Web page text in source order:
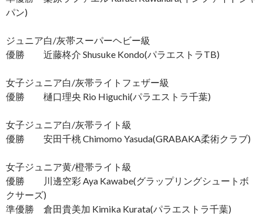
パン)
ジュニア白/灰帯スーパーヘビー級
優勝 近藤柊介 Shusuke Kondo(パラエストラTB)
女子ジュニア白/灰帯ライトフェザー級
優勝 樋口理央 Rio Higuchi(パラエストラ千葉)
女子ジュニア白/灰帯ライト級
優勝 安田千桃 Chimomo Yasuda(GRABAKA柔術クラブ)
女子ジュニア黄/橙帯ライト級
優勝 川邊空彩 Aya Kawabe(グラップリングシュートボ
クサーズ)
準優勝 倉田貴美加 Kimika Kurata(パラエストラ千葉)